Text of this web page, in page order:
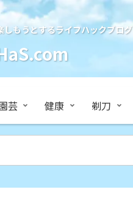
しもうとするライフハックブログ
芸 健康 剃刀